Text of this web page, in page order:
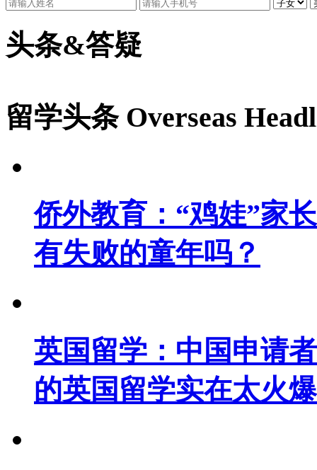
头条&答疑
留学头条 Overseas
侨外教育：“鸡娃”家
有失败的童年吗？
英国留学：中国申请
的英国留学实在太火